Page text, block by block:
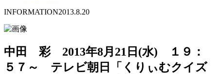
INFORMATION2013.8.20
中田 彩 2013年8月21日(水) １９：
５７～ テレビ朝日「くりぃむクイズ